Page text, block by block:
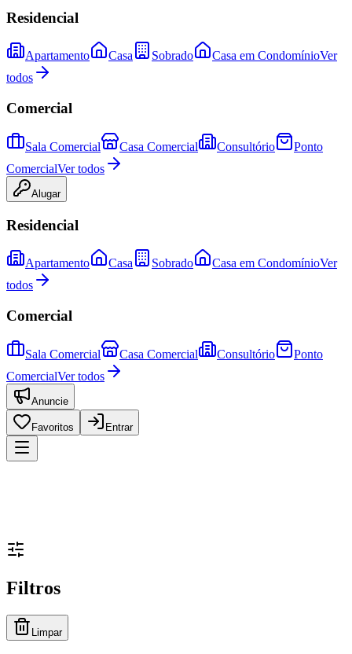
Residencial
Apartamento Casa Sobrado Casa em CondomínioVer
todos
Comercial
Sala Comercial Casa Comercial Consultório
Ponto
ComercialVer todos
Alugar
Residencial
Apartamento Casa Sobrado Casa em CondomínioVer
todos
Comercial
Sala Comercial Casa Comercial Consultório
Ponto
ComercialVer todos
Anuncie
Favoritos Entrar
Filtros
Limpar